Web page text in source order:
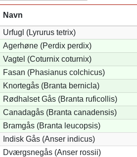
Navn
Urfugl (Lyrurus tetrix)
Agerhøne (Perdix perdix)
Vagtel (Coturnix coturnix)
Fasan (Phasianus colchicus)
Knortegås (Branta bernicla)
Rødhalset Gås (Branta ruficollis)
Canadagås (Branta canadensis)
Bramgås (Branta leucopsis)
Indisk Gås (Anser indicus)
Dværgsnegås (Anser rossii)